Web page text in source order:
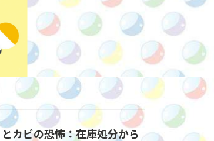
カビの恐怖：在庫処分から